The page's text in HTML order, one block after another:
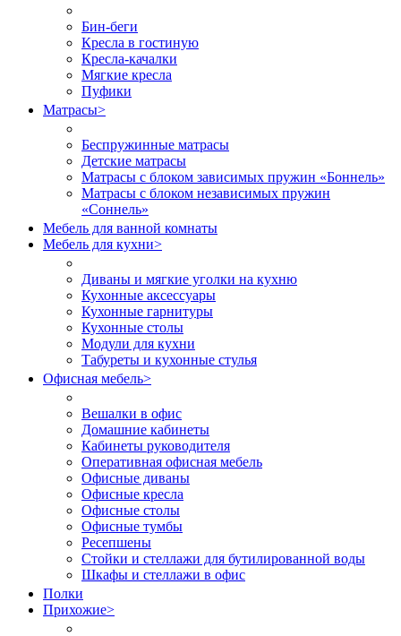
Бин-беги
Кресла в гостиную
Кресла-качалки
Мягкие кресла
Пуфики
Матрасы>
Беспружинные матрасы
Детские матрасы
Матрасы с блоком зависимых пружин «Боннель»
Матрасы с блоком независимых пружин
«Соннель»
Мебель для ванной комнаты
Мебель для кухни>
Диваны и мягкие уголки на кухню
Кухонные аксессуары
Кухонные гарнитуры
Кухонные столы
Модули для кухни
Табуреты и кухонные стулья
Офисная мебель>
Вешалки в офис
Домашние кабинеты
Кабинеты руководителя
Оперативная офисная мебель
Офисные диваны
Офисные кресла
Офисные столы
Офисные тумбы
Ресепшены
Стойки и стеллажи для бутилированной воды
Шкафы и стеллажи в офис
Полки
Прихожие>